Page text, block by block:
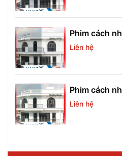
Phim cách
Liên hệ
Phim cách
Liên hệ